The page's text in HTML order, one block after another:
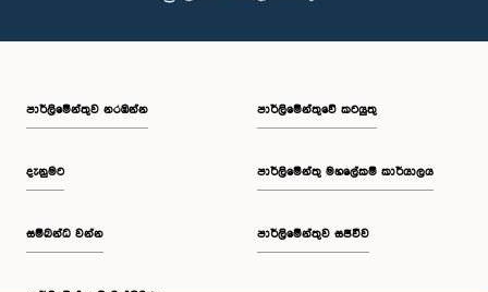
ප.ව. 2:30 - ප.ව. 2:39
පාර්ලි‌මේන්තුව නරඹන්න
දැනුමට
සම්බන්ධ වන්න
පාර්ලිමේන්තුවේ කටයුතු
පාර්ලිමේන්තු මහලේකම් කාර්යාලය
පාර්ලිමේන්තුව සජීවීව